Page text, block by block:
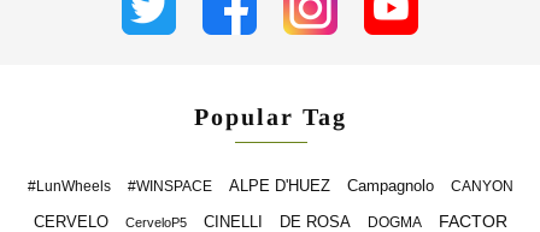
Popular Tag
#LunWheels #WINSPACE ALPE D'HUEZ Campagnolo CANYON
CERVELO CerveloP5 CINELLI DE ROSA DOGMA FACTOR